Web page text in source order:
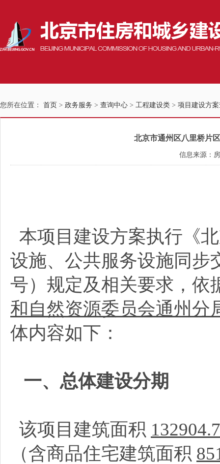
您所在位置： 首页 > 政务服务 > 查询中心 > 工程建设类 > 项目建设方
北京市通州区八里桥片
信息来源：
本项目建设方案执行《
设施、公共服务设施同步
号）规定及相关要求，依
和自然资源委员会通州分
体内容如下：
一、总体建设分期
该项目建筑面积
（含商品住宅建筑面积